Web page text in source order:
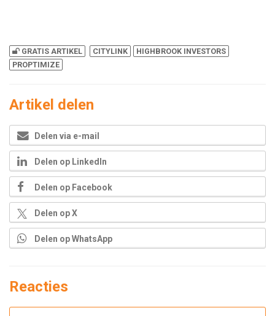
GRATIS ARTIKEL CITYLINK
HIGHBROOK INVESTORS
PROPTIMIZE
Artikel delen
Delen via e-mail
Delen op LinkedIn
Delen op Facebook
Delen op X
Delen op WhatsApp
Reacties